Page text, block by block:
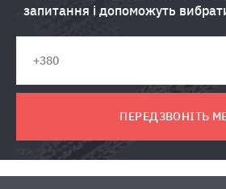
запитання і допоможуть
ПЕРЕДЗВОНІТЬ